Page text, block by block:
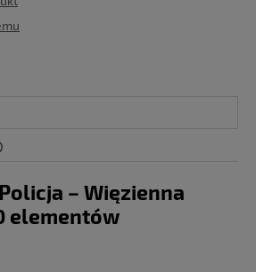
kosztów płatności
– Więzienna
elementów